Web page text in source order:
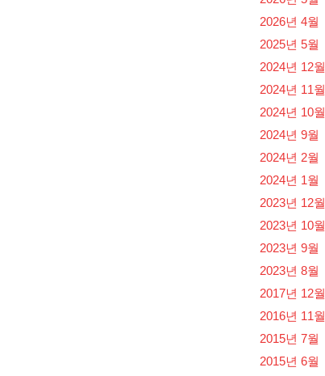
2026년 4월
2025년 5월
2024년 12월
2024년 11월
2024년 10월
2024년 9월
2024년 2월
2024년 1월
2023년 12월
2023년 10월
2023년 9월
2023년 8월
2017년 12월
2016년 11월
2015년 7월
2015년 6월